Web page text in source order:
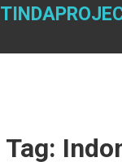
Skip
Tag: